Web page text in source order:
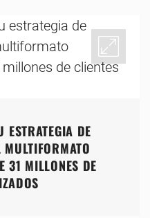
ESTRATEGIA DE
31 MILLONES DE